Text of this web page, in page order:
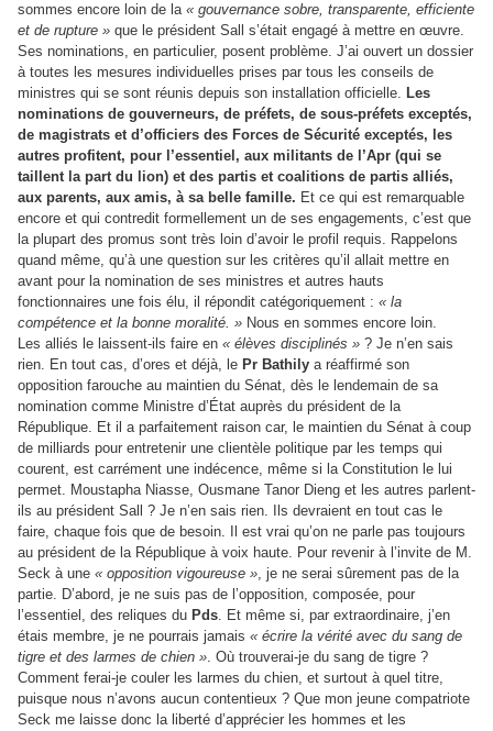
sommes encore loin de la « gouvernance sobre, transparente, efficiente
et de rupture » que le président Sall s’était engagé à mettre en œuvre.
Ses nominations, en particulier, posent problème. J’ai ouvert un dossier
à toutes les mesures individuelles prises par tous les conseils de
ministres qui se sont réunis depuis son installation officielle. Les
nominations de gouverneurs, de préfets, de sous-préfets exceptés,
de magistrats et d’officiers des Forces de Sécurité exceptés, les
autres profitent, pour l’essentiel, aux militants de l’Apr (qui se
taillent la part du lion) et des partis et coalitions de partis alliés,
aux parents, aux amis, à sa belle famille. Et ce qui est remarquable
encore et qui contredit formellement un de ses engagements, c’est que
la plupart des promus sont très loin d’avoir le profil requis. Rappelons
quand même, qu’à une question sur les critères qu’il allait mettre en
avant pour la nomination de ses ministres et autres hauts
fonctionnaires une fois élu, il répondit catégoriquement : « la
compétence et la bonne moralité. » Nous en sommes encore loin.
Les alliés le laissent-ils faire en « élèves disciplinés » ? Je n’en sais
rien. En tout cas, d’ores et déjà, le Pr Bathily a réaffirmé son
opposition farouche au maintien du Sénat, dès le lendemain de sa
nomination comme Ministre d’État auprès du président de la
République. Et il a parfaitement raison car, le maintien du Sénat à coup
de milliards pour entretenir une clientèle politique par les temps qui
courent, est carrément une indécence, même si la Constitution le lui
permet. Moustapha Niasse, Ousmane Tanor Dieng et les autres parlent-
ils au président Sall ? Je n’en sais rien. Ils devraient en tout cas le
faire, chaque fois que de besoin. Il est vrai qu’on ne parle pas toujours
au président de la République à voix haute. Pour revenir à l’invite de M.
Seck à une « opposition vigoureuse », je ne serai sûrement pas de la
partie. D’abord, je ne suis pas de l’opposition, composée, pour
l’essentiel, des reliques du Pds. Et même si, par extraordinaire, j’en
étais membre, je ne pourrais jamais « écrire la vérité avec du sang de
tigre et des larmes de chien ». Où trouverai-je du sang de tigre ?
Comment ferai-je couler les larmes du chien, et surtout à quel titre,
puisque nous n’avons aucun contentieux ? Que mon jeune compatriote
Seck me laisse donc la liberté d’apprécier les hommes et les